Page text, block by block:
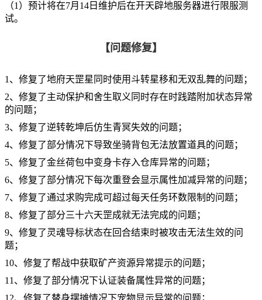
（1）预计将在7月14日维护后在开天辟地服务器进行限服测
试。
【问题修复】
1、修复了地府天罡星同时使用斗转星移和无双乱舞的问题；
2、修复了主动保护和舍生取义同时存在时践踏附加状态异常
的问题；
3、修复了逆转乾坤后仿生青冥失效的问题；
4、修复了部分情况下导致坐骑背包无法放置道具的问题；
5、修复了金丝荷包中变身卡存入仓库异常的问题；
6、修复了部分情况下每次重登会显示属性加减异常的问题；
7、修复了通过求购完成可超过每天任务环数限制的问题；
8、修复了部分三十六天罡成就无法完成的问题；
9、修复了灵魂导标状态在回合结束时被攻击无法生效的问
题；
10、修复了帮战中获取矿产资源异常提示的问题；
11、修复了部分情况下认证装备属性异常的问题；